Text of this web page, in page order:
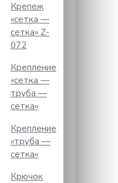
Крепеж
«сетка —
сетка» Z-
072
Крепление
«сетка —
труба —
сетка»
Крепление
«труба —
сетка»
Крючок